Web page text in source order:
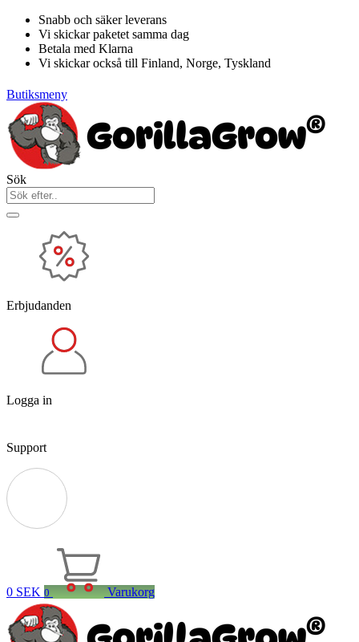
Hoppa
innehåll
Snabb och säker leverans
Vi skickar paketet samma dag
Betala med Klarna
Vi skickar också till Finland, Norge, Tyskland
Butiksmeny
Sök
Erbjudanden
Logga in
Support
0 SEK 0 Varukorg